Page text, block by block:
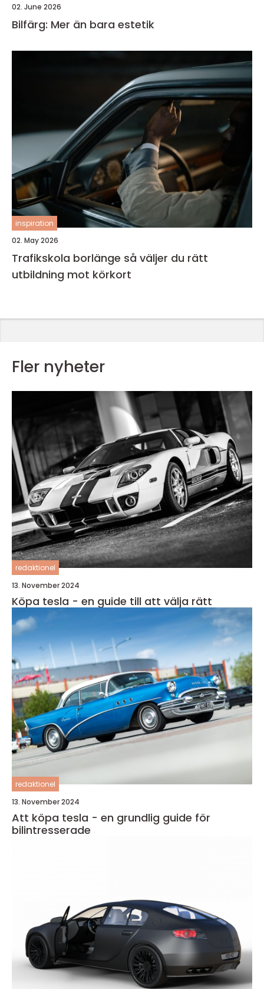
02. June 2026
Bilfärg: Mer än bara estetik
inspiration
02. May 2026
Trafikskola borlänge så väljer du rätt
utbildning mot körkort
Fler nyheter
redaktionel
13. November 2024
Köpa tesla - en guide till att välja rätt
redaktionel
13. November 2024
Att köpa tesla - en grundlig guide för
bilintresserade